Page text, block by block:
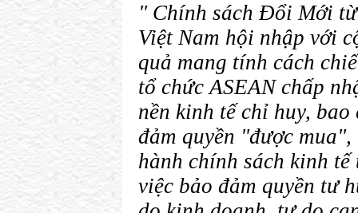
" Chính sách Đổi Mới
Việt Nam hội nhập với
quả mang tính cách
tổ chức ASEAN chấp
nền kinh tế chỉ huy,
đảm quyền "được
hành chính sách kinh
việc bảo đảm quyền tư